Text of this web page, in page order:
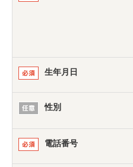
生年月日
性別
電話番号